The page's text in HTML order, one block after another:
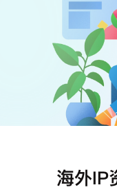
海外IP